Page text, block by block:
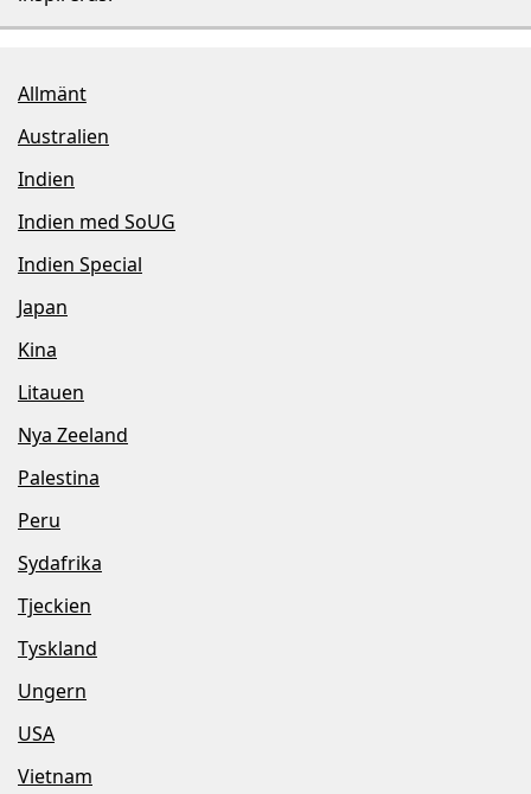
Allmänt
Australien
Indien
Indien med SoUG
Indien Special
Japan
Kina
Litauen
Nya Zeeland
Palestina
Peru
Sydafrika
Tjeckien
Tyskland
Ungern
USA
Vietnam